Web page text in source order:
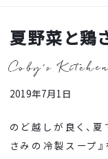
夏野菜と鶏
Coby's
2019年7月1日
のど越しが良く、
さみの冷製スープ』